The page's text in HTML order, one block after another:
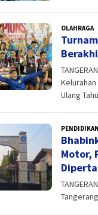
OLAHRAGA
Ulang
PENDIDIKAN
Motor,